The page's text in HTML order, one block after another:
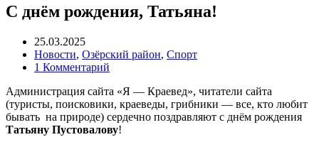
С днём рождения, Татьяна!
25.03.2025
Новости, Озёрский район, Спорт
1 Комментарий
Администрация сайта «Я — Краевед», читатели сайта
(туристы, поисковики, краеведы, грибники — все, кто любит
бывать на природе) сердечно поздравляют с днём рождения
Татьяну Пустовалову!